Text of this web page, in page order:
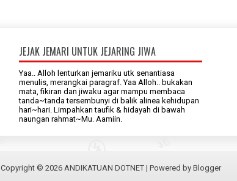
JEJAK JEMARI UNTUK JEJARING JIWA
Yaa.. Alloh lenturkan jemariku utk senantiasa
menulis, merangkai paragraf. Yaa Alloh.. bukakan
mata, fikiran dan jiwaku agar mampu membaca
tanda~tanda tersembunyi di balik alinea kehidupan
hari~hari. Limpahkan taufik & hidayah di bawah
naungan rahmat~Mu. Aamiin.
Copyright © 2026 ANDIKATUAN DOTNET| Powered by Blogger